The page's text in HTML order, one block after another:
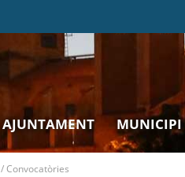
AJUNTAMENT MUNICIPI
/Convocatòries